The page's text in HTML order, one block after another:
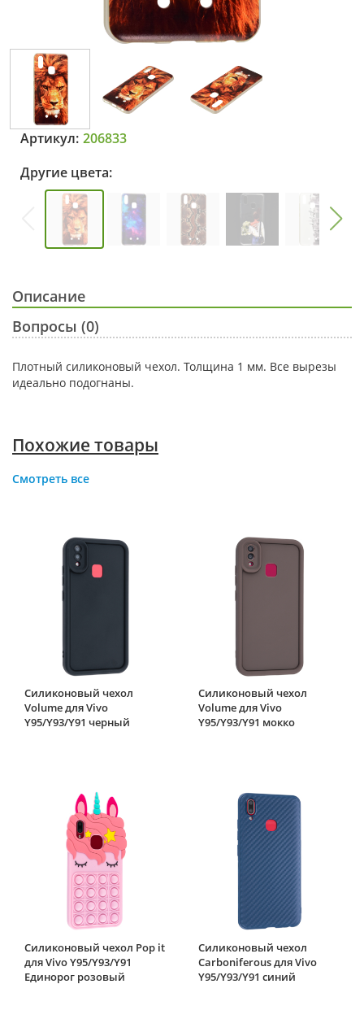
Артикул: 206833
Другие цвета:
Описание
Вопросы (0)
Плотный силиконовый чехол. Толщина 1 мм. Все вырезы
идеально подогнаны.
Похожие товары
Смотреть все
Силиконовый чехол
Volume для Vivo
Y95/Y93/Y91 черный
Силиконовый чехол
Volume для Vivo
Y95/Y93/Y91 мокко
Силиконовый чехол Pop it
для Vivo Y95/Y93/Y91
Единорог розовый
Силиконовый чехол
Carboniferous для Vivo
Y95/Y93/Y91 синий